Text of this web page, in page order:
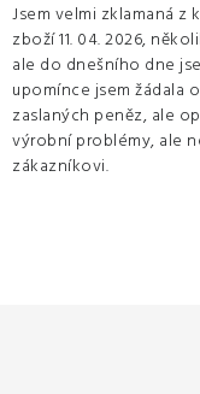
Jsem velmi zklamaná z
zboží 11. 04. 2026,
ale do dnešního dne
upomínce jsem žádala
zaslaných peněz, ale
výrobní problémy, ale
zákazníkovi.